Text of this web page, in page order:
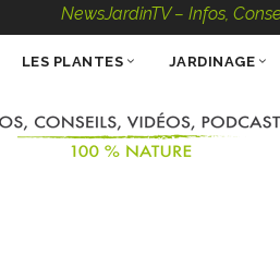
NewsJardinTV – Infos, Conseils,
LES PLANTES JARDINAGE